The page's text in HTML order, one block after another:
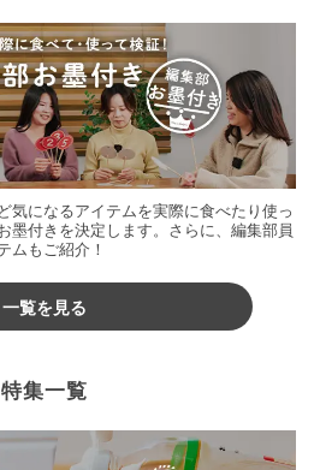
気になるアイテムを実際に食べたり使っ
墨付きを決定します。さらに、編集部員
ムもご紹介！
一覧を見る
特集一覧